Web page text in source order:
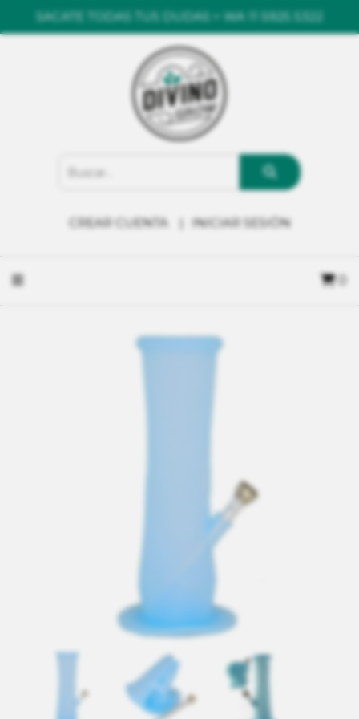
SACATE TODAS TUS DUDAS > WA 11 5925 5322
CREAR CUENTA INICIAR SESIÓN